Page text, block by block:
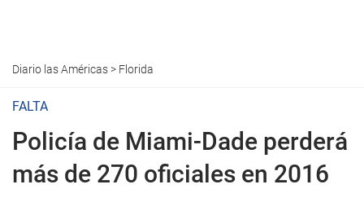
Diario las Américas> Florida
FALTA
Policía de Miami-Dade perderá
más de 270 oficiales en 2016